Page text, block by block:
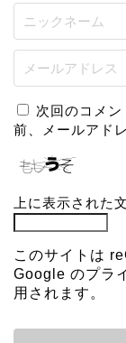
次回のコメ
前、メールアド
上に表示された
このサイトは
Google のプラ
用されます。